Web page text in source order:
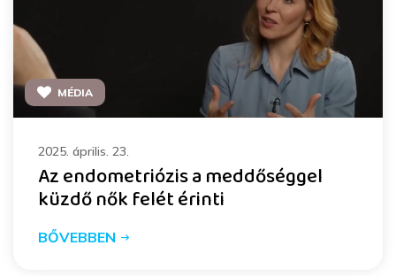
MÉDIA
2025. április. 23.
Az endometriózis a meddőséggel
küzdő nők felét érinti
BŐVEBBEN